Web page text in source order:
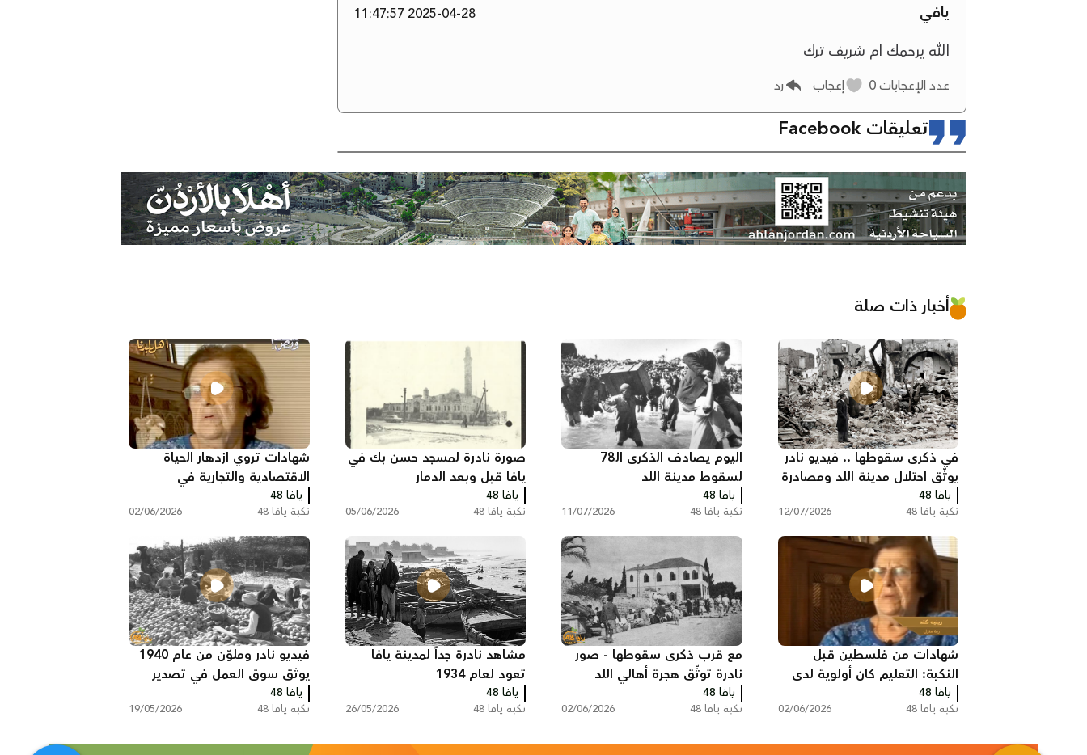
يافي 2025-04-28 11:47:57
الله يرحمك ام شريف ترك
عدد الإعجابات إعجاب رد
تعليقات Facebook
أخبار ذات صلة
في ذكرى سقوطها .. فيديو نادر
يوثّق احتلال مدينة اللد ومصادرة
منازل سكانها عام النكبة
يافا 48
نكبة يافا 48 12/07/2026
اليوم يصادف الذكرى الـ78
لسقوط مدينة اللد
يافا 48
نكبة يافا 48 11/07/2026
صورة نادرة لمسجد حسن بك في
يافا قبل وبعد الدمار
يافا 48
نكبة يافا 48 05/06/2026
شهادات تروي ازدهار الحياة
الاقتصادية والتجارية في
فلسطين قبل النكبة
يافا 48
نكبة يافا 48 02/06/2026
شهادات من فلسطين قبل
النكبة: التعليم كان أولوية لدى
العديد من العائلات
يافا 48
نكبة يافا 48 02/06/2026
مع قرب ذكرى سقوطها - صور
نادرة توثّق هجرة أهالي اللد
والرملة
يافا 48
نكبة يافا 48 02/06/2026
مشاهد نادرة جداً لمدينة يافا
تعود لعام 1934
يافا 48
نكبة يافا 48 26/05/2026
فيديو نادر وملوّن من عام 1940
يوثق سوق العمل في تصدير
البرتقال اليافاوي عبر ميناء يافا
يافا 48
نكبة يافا 48 19/05/2026